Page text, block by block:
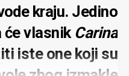
kraju. Jedino
će vlasnik Carina
iste one koji su